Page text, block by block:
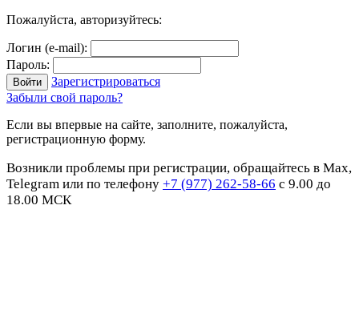
Пожалуйста, авторизуйтесь:
Логин (e-mail):
Пароль:
Зарегистрироваться
Забыли свой пароль?
Если вы впервые на сайте, заполните, пожалуйста,
регистрационную форму.
Возникли проблемы при регистрации, обращайтесь в Max,
Telegram или по телефону +7 (977) 262-58-66 с 9.00 до
18.00 МСК